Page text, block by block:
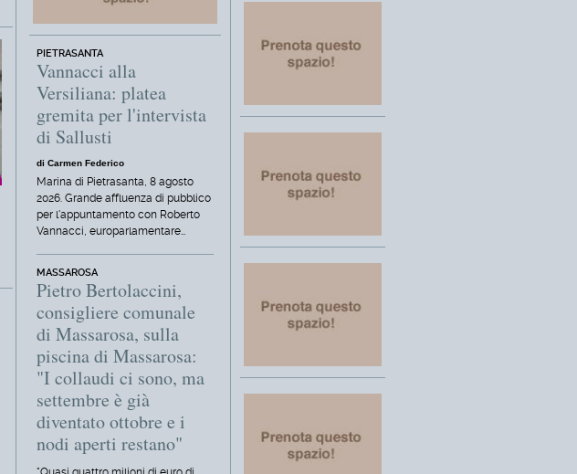
PIETRASANTA
Vannacci alla
Versiliana: platea
gremita per l'intervista
di Sallusti
di Carmen Federico
Marina di Pietrasanta, 8 agosto
2026. Grande affluenza di pubblico
per l'appuntamento con Roberto
Vannacci, europarlamentare…
MASSAROSA
Pietro Bertolaccini,
consigliere comunale
di Massarosa, sulla
piscina di Massarosa:
"I collaudi ci sono, ma
settembre è già
diventato ottobre e i
nodi aperti restano"